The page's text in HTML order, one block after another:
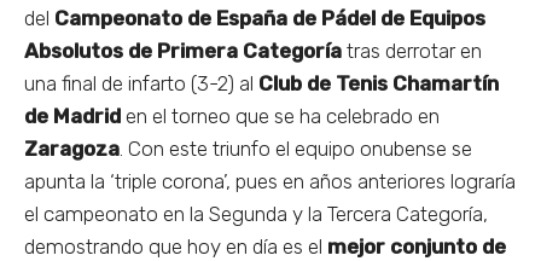
del Campeonato de España de Pádel de Equipos
Absolutos de Primera Categoría tras derrotar en
una final de infarto (3-2) al Club de Tenis Chamartín
de Madrid en el torneo que se ha celebrado en
Zaragoza. Con este triunfo el equipo onubense se
apunta la ‘triple corona’, pues en años anteriores lograría
el campeonato en la Segunda y la Tercera Categoría,
demostrando que hoy en día es el mejor conjunto de